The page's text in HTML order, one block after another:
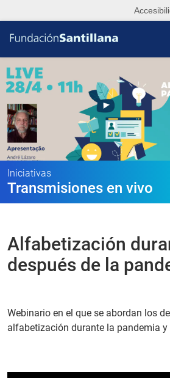
Iniciativas
Transmisiones en vivo
Alfabetización
después de la
Webinario en el que se abordan los
alfabetización durante la pandemia y